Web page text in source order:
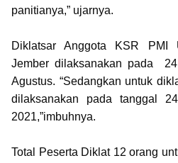
panitianya,” ujarnya.
Diklatsar Anggota KSR PMI
Jember dilaksanakan pada
Agustus. “Sedangkan untuk
dilaksanakan pada tanggal
2021,”imbuhnya.
Total Peserta Diklat 12 orang